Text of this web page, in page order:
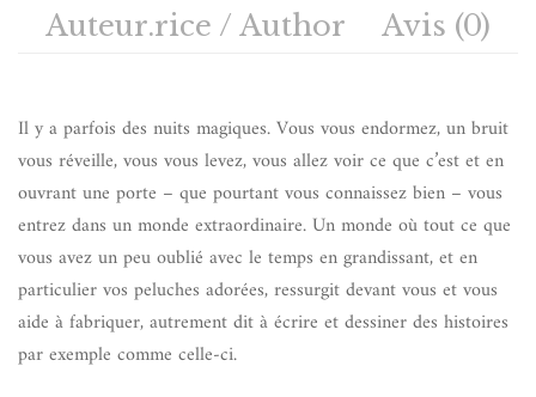
Auteur.rice / Author
Avis (0)
Il y a parfois des nuits magiques. Vous vous endormez, un bruit
vous réveille, vous vous levez, vous allez voir ce que c’est et en
ouvrant une porte – que pourtant vous connaissez bien – vous
entrez dans un monde extraordinaire. Un monde où tout ce que
vous avez un peu oublié avec le temps en grandissant, et en
particulier vos peluches adorées, ressurgit devant vous et vous
aide à fabriquer, autrement dit à écrire et dessiner des histoires
par exemple comme celle-ci.